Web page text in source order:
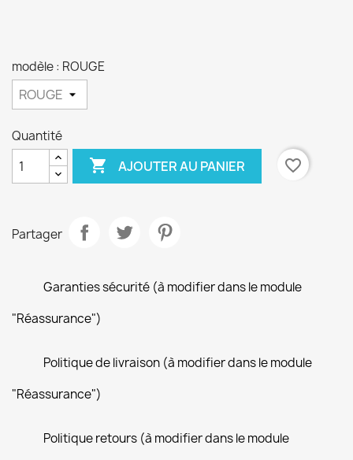
modèle : ROUGE
Quantité
 AJOUTER AU PANIER favorite_border
Partager
Garanties sécurité (à modifier dans le module
"Réassurance")
Politique de livraison (à modifier dans le module
"Réassurance")
Politique retours (à modifier dans le module